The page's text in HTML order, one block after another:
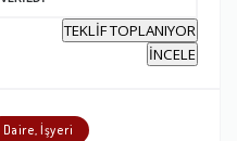
TEKLİF TOPLANIYOR
İNCELE
Daire, İşyeri